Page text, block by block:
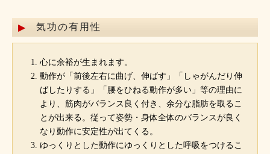
気功の有用性
心に余裕が生まれます。
動作が「前後左右に曲げ、伸ばす」「しゃがんだり伸
ばしたりする」「腰をひねる動作が多い」等の理由に
より、筋肉がバランス良く付き、余分な脂肪を取るこ
とが出来る。従って姿勢・身体全体のバランスが良く
なり動作に安定性が出てくる。
ゆっくりとした動作にゆっくりとした呼吸をつけるこ